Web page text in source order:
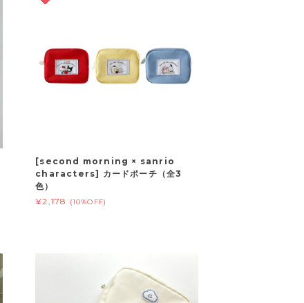
[second morning × sanrio
characters] カードポーチ（全3
色）
¥2,178
(10%OFF)